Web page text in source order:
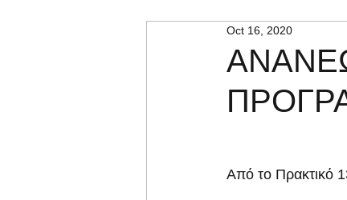
Oct 16, 2020
Από το Πρακτικό